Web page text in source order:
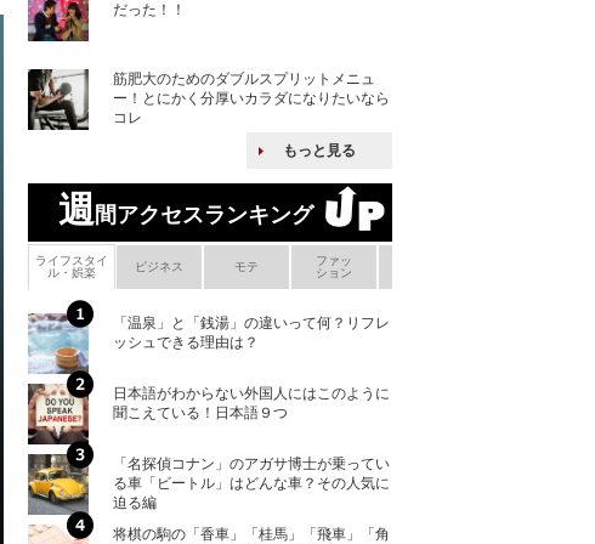
だった！！
筋肥大のためのダブルスプリットメニュ
ー！とにかく分厚いカラダになりたいなら
コレ
もっと見る
週間アクセスランキング
ライフスタイ
ル・娯楽
ビジネス モテ
ファッ
ション
「温泉」と「銭湯」の違いって何？リフレ
ッシュできる理由は？
日本語がわからない外国人にはこのように
聞こえている！日本語９つ
「名探偵コナン」のアガサ博士が乗ってい
る車「ビートル」はどんな車？その人気に
迫る編
将棋の駒の「香車」「桂馬」「飛車」「角